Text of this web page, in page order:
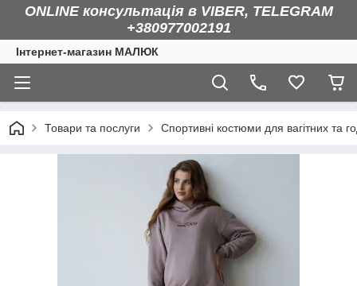
ONLINE консультація в VIBER, TELEGRAM
+380977002191
Інтернет-магазин МАЛЮК
Товари та послуги Спортивні костюми для вагітних та